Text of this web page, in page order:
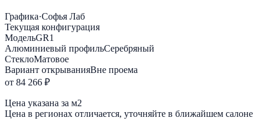
Графика·Софья Лаб
Текущая конфигурация
МодельGR1
Алюминиевый профильСеребряный
СтеклоМатовое
Вариант открыванияВне проема
от 84 266 ₽
Цена указана за м2
Цена в регионах отличается, уточняйте в ближайшем салоне